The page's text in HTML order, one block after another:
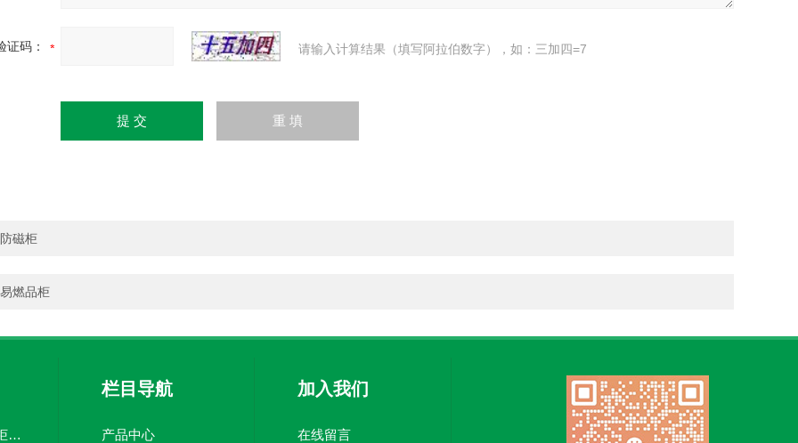
证码： 请输入计算结果（填写阿拉伯数字），如：三加四=7
防磁柜
易燃品柜
易燃品毒害品存储柜防火防爆化学品安全柜
栏目导航
产品中心
加入我们
在线留言